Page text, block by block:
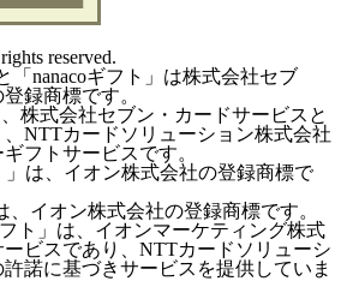
reserved.
「nanacoギフト」は株式会社セブ
録商標です。
株式会社セブン・カードサービスと
NTTカードソリューション株式会社
フトサービスです。
は、イオン株式会社の登録商標で
イオン株式会社の登録商標です。
ト」は、イオンマーケティング株式
ビスであり、NTTカードソリューシ
諾に基づきサービスを提供していま